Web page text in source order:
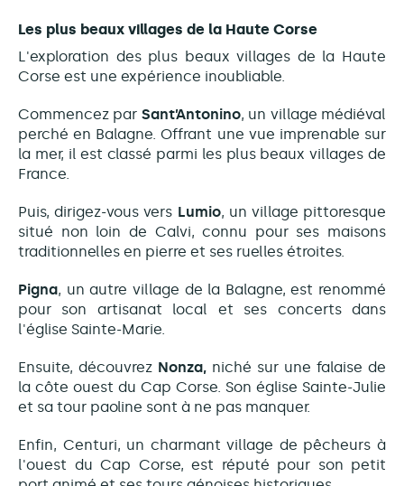
Les plus beaux villages de la Haute Corse
L'exploration des plus beaux villages de la Haute
Corse est une expérience inoubliable.
Commencez par Sant’Antonino, un village médiéval
perché en Balagne. Offrant une vue imprenable sur
la mer, il est classé parmi les plus beaux villages de
France.
Puis, dirigez-vous vers Lumio, un village pittoresque
situé non loin de Calvi, connu pour ses maisons
traditionnelles en pierre et ses ruelles étroites.
Pigna, un autre village de la Balagne, est renommé
pour son artisanat local et ses concerts dans
l'église Sainte-Marie.
Ensuite, découvrez Nonza, niché sur une falaise de
la côte ouest du Cap Corse. Son église Sainte-Julie
et sa tour paoline sont à ne pas manquer.
Enfin, Centuri, un charmant village de pêcheurs à
l'ouest du Cap Corse, est réputé pour son petit